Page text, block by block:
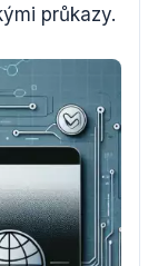
průkazy.